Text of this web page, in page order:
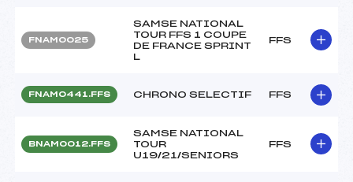
FNAM0025
SAMSE NATIONAL
TOUR FFS 1 COUPE
DE FRANCE SPRINT
L
FFS
FNAM0441.FFS CHRONO SELECTIF FFS
BNAM0012.FFS
SAMSE NATIONAL
TOUR
U19/21/SENIORS
FFS